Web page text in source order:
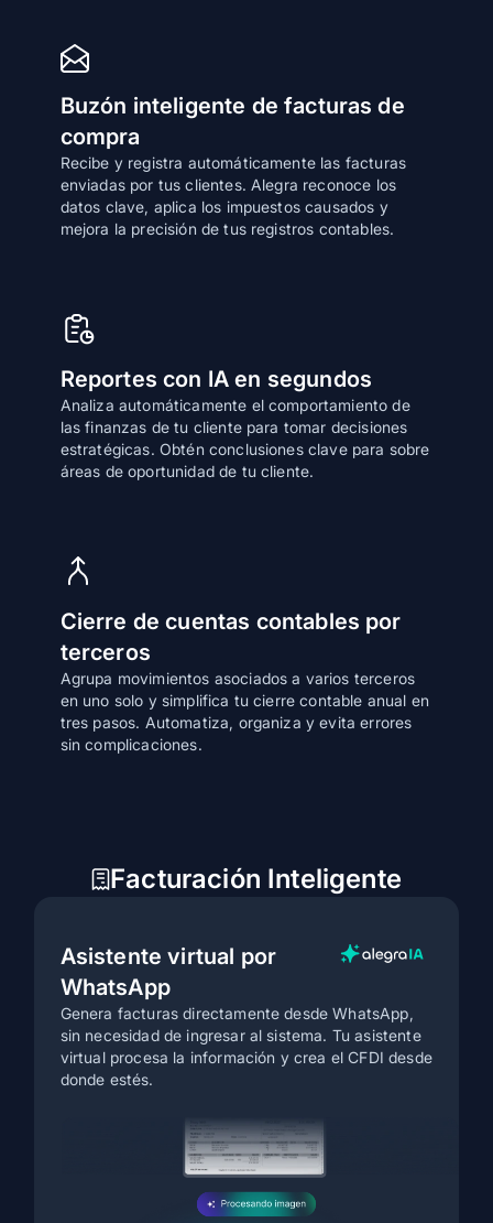
Buzón inteligente de facturas de
compra
Recibe y registra automáticamente las facturas
enviadas por tus clientes. Alegra reconoce los
datos clave, aplica los impuestos causados y
mejora la precisión de tus registros contables.
Reportes con IA en segundos
Analiza automáticamente el comportamiento de
las finanzas de tu cliente para tomar decisiones
estratégicas. Obtén conclusiones clave para sobre
áreas de oportunidad de tu cliente.
Cierre de cuentas contables por
terceros
Agrupa movimientos asociados a varios terceros
en uno solo y simplifica tu cierre contable anual en
tres pasos. Automatiza, organiza y evita errores
sin complicaciones.
Facturación Inteligente
Asistente virtual por
WhatsApp
Genera facturas directamente desde WhatsApp,
sin necesidad de ingresar al sistema. Tu asistente
virtual procesa la información y crea el CFDI desde
donde estés.